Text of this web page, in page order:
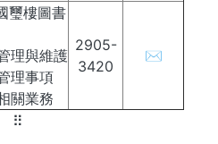
璽樓圖書
理與維護
理事項
關業務
2905-
3420
✉
⠿